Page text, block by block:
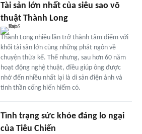
Tài sản lớn nhất của siêu sao võ
thuật Thành Long
Thành Long nhiều lần trở thành tâm điểm với
khối tài sản lớn cùng những phát ngôn về
chuyện thừa kế. Thế nhưng, sau hơn 60 năm
hoạt động nghệ thuật, điều giúp ông được
nhớ đến nhiều nhất lại là di sản điện ảnh và
tinh thần cống hiến hiếm có.
Tình trạng sức khỏe đáng lo ngại
của Tiêu Chiến